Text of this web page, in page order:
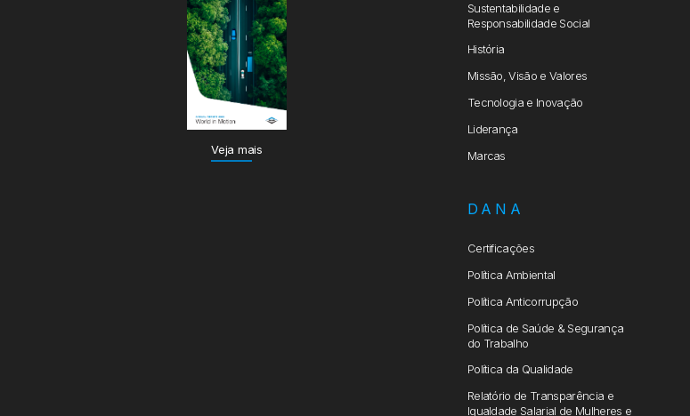
Veja mais
Sustentabilidade e
Responsabilidade Social
História
Missão, Visão e Valores
Tecnologia e Inovação
Liderança
Marcas
DANA
Certificações
Política Ambiental
Política Anticorrupção
Política de Saúde & Segurança
do Trabalho
Política da Qualidade
Relatório de Transparência e
Igualdade Salarial de Mulheres e